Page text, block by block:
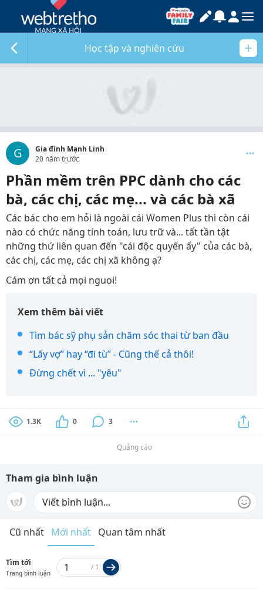
Học tập và nghiên cứu
G
Gia đình Mạnh Linh
20 năm trước
Phần mềm trên PPC dành cho các
bà, các chị, các mẹ... và các bà xã
Các bác cho em hỏi là ngoài cái Women Plus thì còn cái
nào có chức năng tính toán, lưu trữ và... tất tần tật
những thứ liên quan đến "cái độc quyến ấy" của các bà,
các chị, các mẹ, các chị xã không ạ?
Cám ơn tất cả mọi nguoi!
Xem thêm bài viết
Tìm bác sỹ phụ sản chăm sóc thai từ ban đầu
“Lấy vợ” hay “đi tù” - Cũng thế cả thôi!
Đừng chết vì ... "yêu"
1.3K 0 3
Quảng cáo
Tham gia bình luận
Cũ nhất Mới nhất Quan tâm nhất
Tìm tới
Trang bình luận
/ 1